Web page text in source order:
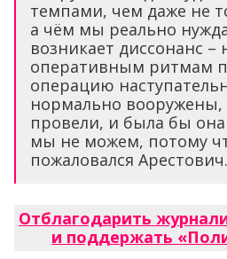
темпами, чем даже не
а чём мы реально
возникает диссонанс
оперативным ритмам
операцию
нормально
провели, и была бы
мы не можем, потому
пожаловался Арестович.
Отблагодарить
и поддержать